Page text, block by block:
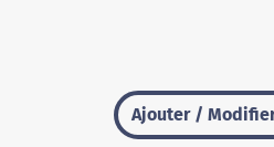
Ajouter /